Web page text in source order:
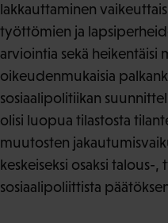
lakkauttaminen
työttömien ja
arviointia sekä heikentäisi
oikeudenmukaisia
sosiaalipolitiikan
olisi luopua tilastosta
muutosten
keskeiseksi osaksi talous-,
sosiaalipoliittista